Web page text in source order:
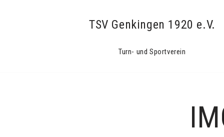
TSV Genkingen 1920 e.V.
Turn- und Sportverein